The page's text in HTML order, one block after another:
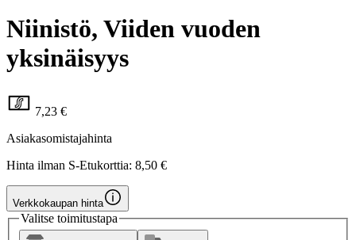
Niinistö, Viiden vuoden
yksinäisyys
7,23 €
Asiakasomistajahinta
Hinta ilman S-Etukorttia: 8,50 €
Verkkokaupan hinta
Valitse toimitustapa